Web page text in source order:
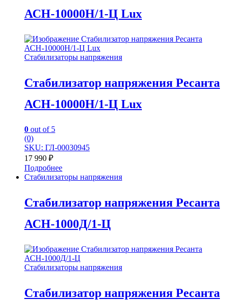
АСН-10000H/1-Ц Lux
Стабилизаторы напряжения
Стабилизатор напряжения Ресанта
АСН-10000H/1-Ц Lux
0 out of 5
(0)
SKU: ГЛ-00030945
17 990 ₽
Подробнее
Стабилизаторы напряжения
Стабилизатор напряжения Ресанта
АСН-1000Д/1-Ц
Стабилизаторы напряжения
Стабилизатор напряжения Ресанта